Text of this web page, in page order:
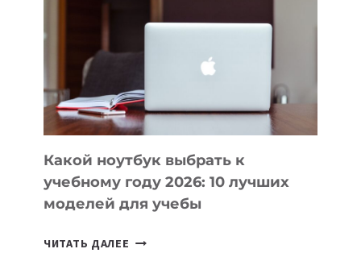
ПОМОГАЮТ
СОЗДАВАТЬ
БЕЗ
СЛОЖНОГО
КОДА
Какой ноутбук выбрать к
учебному году 2026: 10 лучших
моделей для учебы
ЧИТАТЬ ДАЛЕЕ КАКОЙ